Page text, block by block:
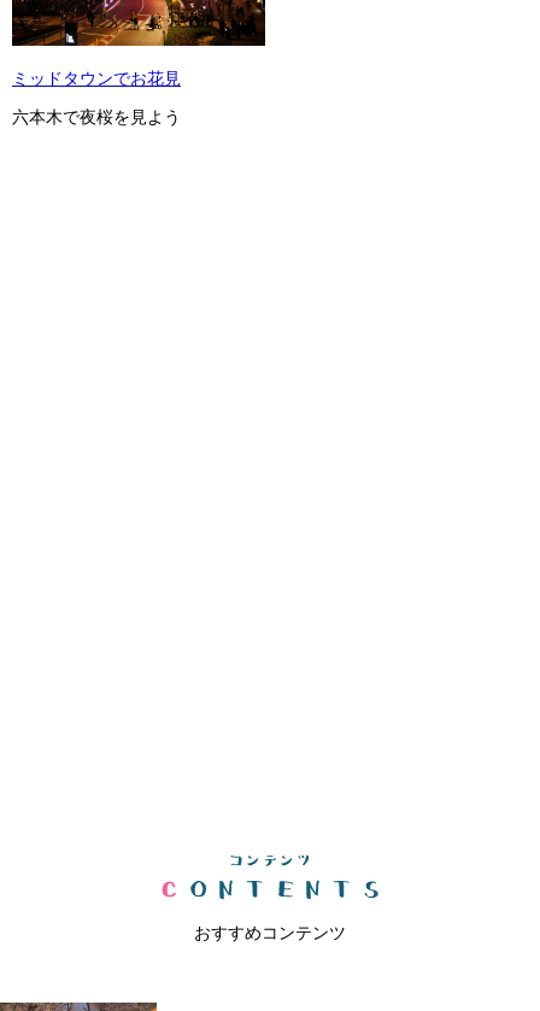
ミッドタウンでお花見
六本木で夜桜を見よう
おすすめコンテンツ